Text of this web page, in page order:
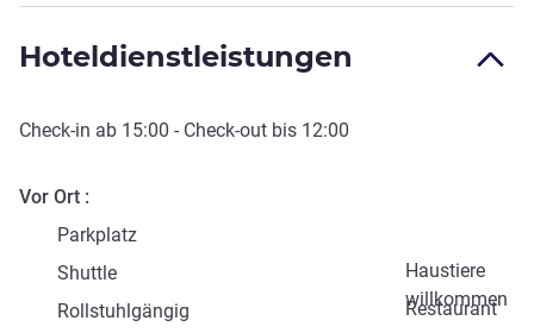
Hoteldienstleistungen
Check-in ab 15:00 - Check-out bis 12:00
Vor Ort
Parkplatz
Haustiere
willkommen
Shuttle
Restaurant
Rollstuhlgängig